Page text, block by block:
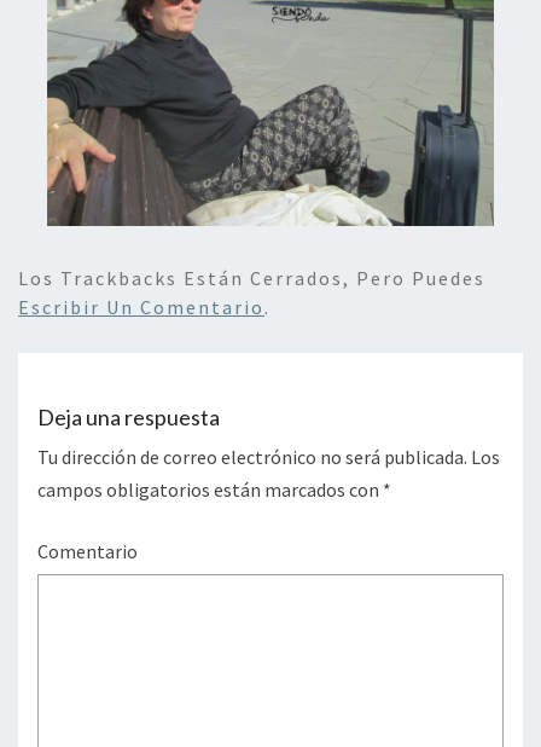
Los Trackbacks Están Cerrados, Pero Puedes
Escribir Un Comentario .
Deja una respuesta
Tu dirección de correo electrónico no será publicada. Los
campos obligatorios están marcados con *
Comentario